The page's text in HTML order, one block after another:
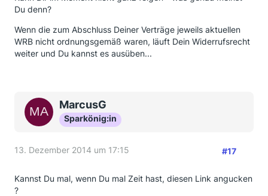
Du denn?
Wenn die zum Abschluss Deiner Verträge jeweils aktuellen
WRB nicht ordnungsgemäß waren, läuft Dein Widerrufsrecht
weiter und Du kannst es ausüben...
MarcusG
Sparkönig:in
13. Dezember 2014 um 17:15 #17
Kannst Du mal, wenn Du mal Zeit hast, diesen Link angucken
?